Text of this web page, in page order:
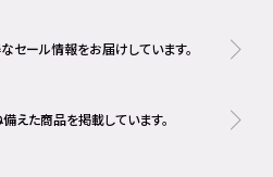
セール情報をお届けしています。
えた商品を掲載しています。